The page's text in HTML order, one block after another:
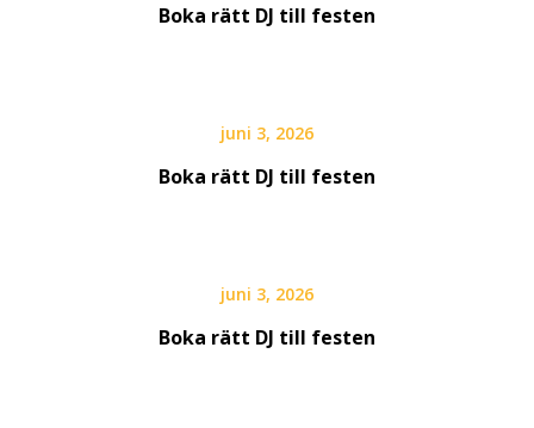
Boka rätt DJ till festen
juni 3, 2026
Boka rätt DJ till festen
juni 3, 2026
Boka rätt DJ till festen